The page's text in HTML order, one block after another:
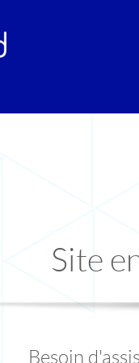
Site
Besoin